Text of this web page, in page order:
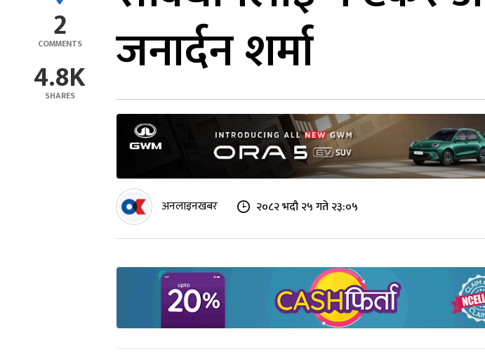
2
COMMENTS
4.8K
SHARES
जनार्दन शर्मा
अनलाइनखबर २०८२ भदौ २५ गते २३:०५